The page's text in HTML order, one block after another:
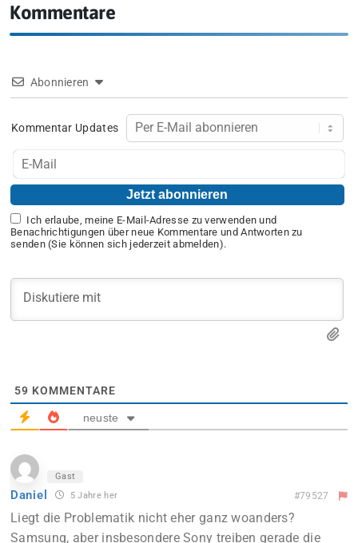
Kommentare
Abonnieren
Kommentar Updates
Ich erlaube, meine E-Mail-Adresse zu verwenden und
Benachrichtigungen über neue Kommentare und Antworten zu
senden (Sie können sich jederzeit abmelden).
59 KOMMENTARE
neuste
Gast
Daniel 5 Jahre her #79527
Liegt die Problematik nicht eher ganz woanders?
Samsung, aber insbesondere Sony treiben gerade die